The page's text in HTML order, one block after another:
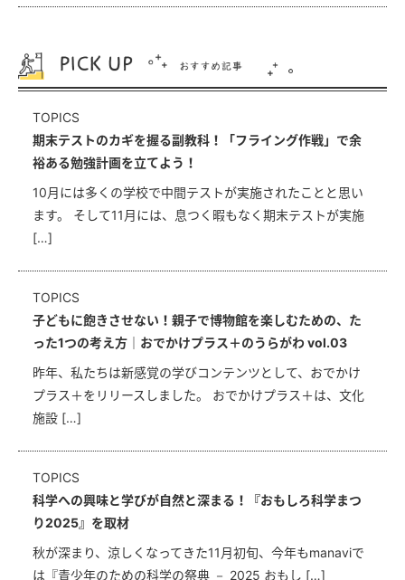
TOPICS
期末テストのカギを握る副教科！「フライング作戦」で余
裕ある勉強計画を立てよう！
10月には多くの学校で中間テストが実施されたことと思い
ます。 そして11月には、息つく暇もなく期末テストが実施
[…]
TOPICS
子どもに飽きさせない！親子で博物館を楽しむための、た
った1つの考え方｜おでかけプラス＋のうらがわ vol.03
昨年、私たちは新感覚の学びコンテンツとして、おでかけ
プラス＋をリリースしました。 おでかけプラス＋は、文化
施設 […]
TOPICS
科学への興味と学びが自然と深まる！『おもしろ科学まつ
り2025』を取材
秋が深まり、涼しくなってきた11月初旬、今年もmanaviで
は『青少年のための科学の祭典 － 2025 おもし […]